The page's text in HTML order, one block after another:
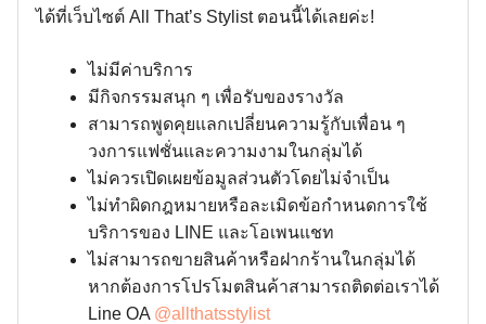
ได้ที่เว็บไซต์ All That’s Stylist ตอนนี้ได้เลยค่ะ!
ไม่มีค่าบริการ
มีกิจกรรมสนุก ๆ เพื่อรับของรางวัล
สามารถพูดคุยแลกเปลี่ยนความรู้กับเพื่อน ๆ
วงการแฟชั่นและความงามในกลุ่มได้
ไม่ควรเปิดเผยข้อมูลส่วนตัวโดยไม่จำเป็น
ไม่ทำผิดกฎหมายหรือละเมิดข้อกำหนดการใช้
บริการของ LINE และโอเพนแชท
ไม่สามารถขายสินค้าหรือฝากร้านในกลุ่มได้
หากต้องการโปรโมตสินค้าสามารถติดต่อเราได้
Line OA @allthatsstylist